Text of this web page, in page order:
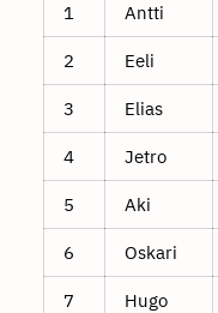
1 Antti
2 Eeli
3 Elias
4 Jetro
5 Aki
6 Oskari
7 Hugo